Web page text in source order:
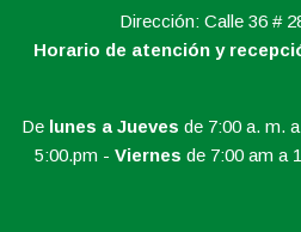
Dirección: Calle 36 #
Horario de atención y
De lunes a Jueves de 7:00 a. m.
5:00.pm - Viernes de 7:00 am a